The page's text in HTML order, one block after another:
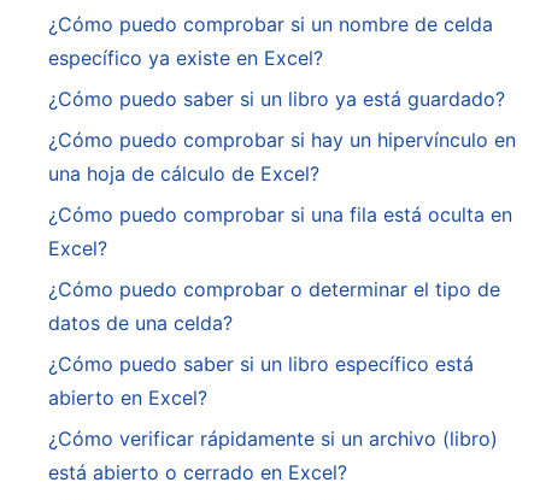
¿Cómo puedo comprobar si un nombre de celda
específico ya existe en Excel?
¿Cómo puedo saber si un libro ya está guardado?
¿Cómo puedo comprobar si hay un hipervínculo en
una hoja de cálculo de Excel?
¿Cómo puedo comprobar si una fila está oculta en
Excel?
¿Cómo puedo comprobar o determinar el tipo de
datos de una celda?
¿Cómo puedo saber si un libro específico está
abierto en Excel?
¿Cómo verificar rápidamente si un archivo (libro)
está abierto o cerrado en Excel?